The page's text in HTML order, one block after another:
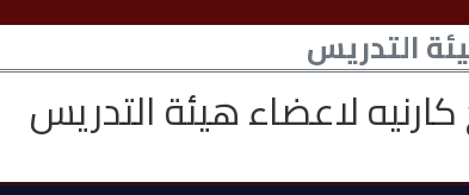
التدريس
لاعضاء هيئة التدريس